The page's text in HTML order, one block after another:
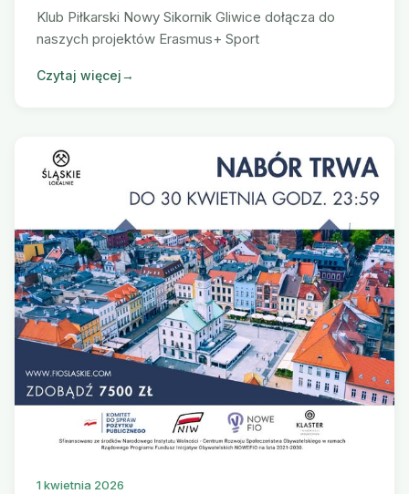
Klub Piłkarski Nowy Sikornik Gliwice dołącza do
naszych projektów Erasmus+ Sport
Czytaj więcej→
1 kwietnia 2026